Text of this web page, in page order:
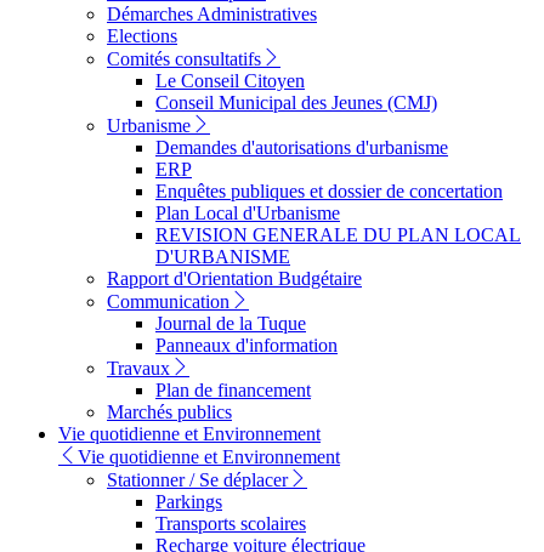
Démarches Administratives
Elections
Comités consultatifs
Le Conseil Citoyen
Conseil Municipal des Jeunes (CMJ)
Urbanisme
Demandes d'autorisations d'urbanisme
ERP
Enquêtes publiques et dossier de concertation
Plan Local d'Urbanisme
REVISION GENERALE DU PLAN LOCAL
D'URBANISME
Rapport d'Orientation Budgétaire
Communication
Journal de la Tuque
Panneaux d'information
Travaux
Plan de financement
Marchés publics
Vie quotidienne et Environnement
Vie quotidienne et Environnement
Stationner / Se déplacer
Parkings
Transports scolaires
Recharge voiture électrique